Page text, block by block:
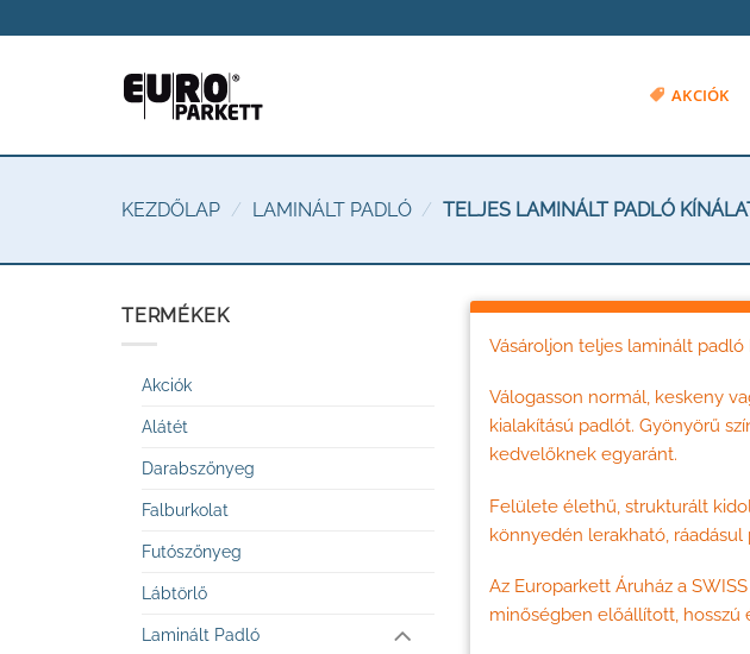
to
AKCIÓK
KEZDŐLAP / LAMINÁLT PADLÓ / TELJES LAMINÁLT PADLÓ
TERMÉKEK
Akciók
Alátét
Darabszőnyeg
Falburkolat
Futószőnyeg
Lábtörlő
Laminált Padló
Vásároljon teljes laminált
Válogasson normál, keskeny
kialakítású padlót. Gyönyörű
kedvelőknek egyaránt.
Felülete élethű, strukturált
könnyedén lerakható,
Az Europarkett Áruház a
minőségben előállított, hosszú